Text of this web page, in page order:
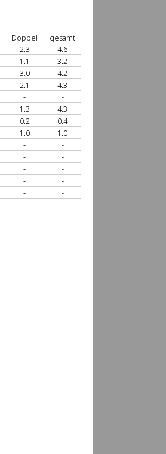
Doppel
gesamt
2:3
4:6
1:1
3:2
3:0
4:2
2:1
4:3
-
-
1:3
4:3
0:2
0:4
1:0
1:0
-
-
-
-
-
-
-
-
- -